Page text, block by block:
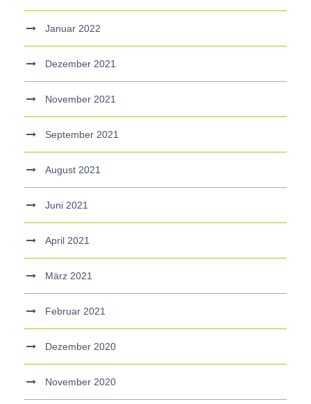
Januar 2022
Dezember 2021
November 2021
September 2021
August 2021
Juni 2021
April 2021
März 2021
Februar 2021
Dezember 2020
November 2020